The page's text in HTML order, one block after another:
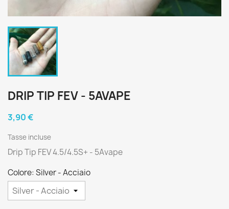
DRIP TIP FEV - 5AVAPE
3,90 €
Tasse incluse
Drip Tip FEV 4.5/4.5S+ - 5Avape
Colore: Silver - Acciaio